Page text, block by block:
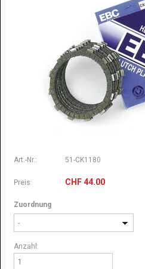
Art.-Nr.: 51-CK1180
Preis: CHF44.00
Zuordnung
-
Anzahl: